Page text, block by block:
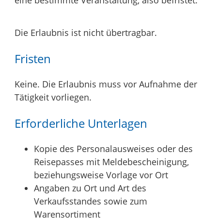
Die Erlaubnis ist nicht übertragbar.
Fristen
Keine. Die Erlaubnis muss vor Aufnahme der
Tätigkeit vorliegen.
Erforderliche Unterlagen
Kopie des Personalausweises oder des
Reisepasses mit Meldebescheinigung,
beziehungsweise Vorlage vor Ort
Angaben zu Ort und Art des
Verkaufsstandes sowie zum
Warensortiment